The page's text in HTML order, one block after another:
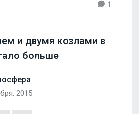
1
и двумя козлами в
больше
2015